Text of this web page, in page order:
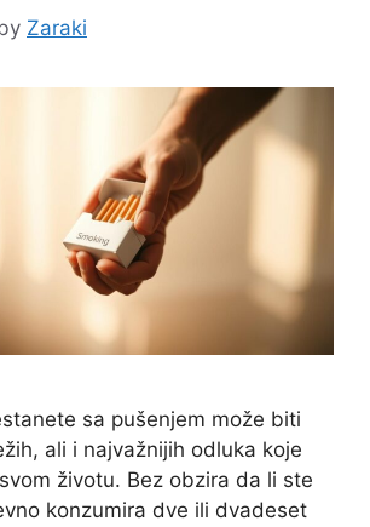
Zaraki
sa pušenjem može biti
ali i najvažnijih odluka koje
životu. Bez obzira da li ste
konzumira dve ili dvadeset